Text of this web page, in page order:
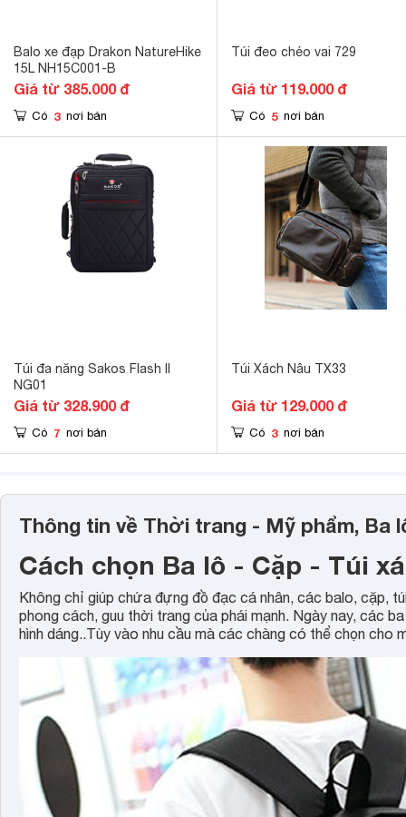
Balo xe đạp Drakon NatureHike
15L NH15C001-B
Giá từ 385.000 đ
Có 3 nơi bán
Túi đeo chéo vai 729
Giá từ 119.000 đ
Có 5 nơi bán
Túi đa năng Sakos Flash II
NG01
Giá từ 328.900 đ
Có 7 nơi bán
Túi Xách Nâu TX33
Giá từ 129.000 đ
Có 3 nơi bán
Thông tin về Thời trang - Mỹ phẩm, Ba
Cách chọn Ba lô - Cặp - Túi
Không chỉ giúp chứa đựng đồ đạc cá nhân, các balo, cặp,
phong cách, guu thời trang của phái mạnh. Ngày nay, các
hình dáng..Tùy vào nhu cầu mà các chàng có thể chọn cho